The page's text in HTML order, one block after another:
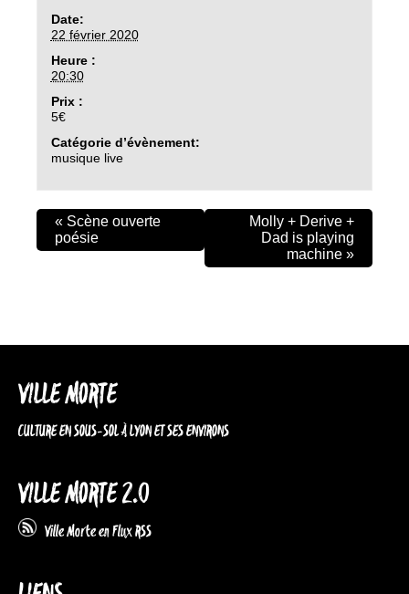
Date:
22 février 2020
Heure :
20:30
Prix :
5€
Catégorie d’évènement:
musique live
« Scène ouverte
poésie
Molly + Derive +
Dad is playing
machine »
VILLE MORTE
CULTURE EN SOUS-SOL À LYON ET SES ENVIRONS
VILLE MORTE 2.0
Ville Morte en Flux RSS